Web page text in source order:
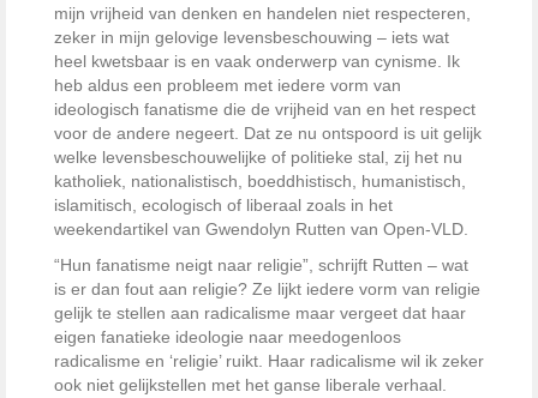
mijn vrijheid van denken en handelen niet respecteren,
zeker in mijn gelovige levensbeschouwing – iets wat
heel kwetsbaar is en vaak onderwerp van cynisme. Ik
heb aldus een probleem met iedere vorm van
ideologisch fanatisme die de vrijheid van en het respect
voor de andere negeert. Dat ze nu ontspoord is uit gelijk
welke levensbeschouwelijke of politieke stal, zij het nu
katholiek, nationalistisch, boeddhistisch, humanistisch,
islamitisch, ecologisch of liberaal zoals in het
weekendartikel van Gwendolyn Rutten van Open-VLD.
“Hun fanatisme neigt naar religie”, schrijft Rutten – wat
is er dan fout aan religie? Ze lijkt iedere vorm van religie
gelijk te stellen aan radicalisme maar vergeet dat haar
eigen fanatieke ideologie naar meedogenloos
radicalisme en ‘religie’ ruikt. Haar radicalisme wil ik zeker
ook niet gelijkstellen met het ganse liberale verhaal.